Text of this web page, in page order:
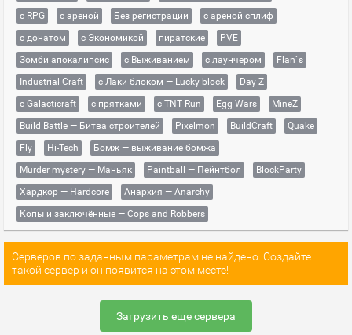
с RPG
с ареной Без регистрации
с ареной сплиф
с донатом
с Экономикой пиратские
PVE
Зомби апокалипсис
с Выживанием с лаунчером
Flan`s
Industrial Craft
с Лаки блоком — Lucky block
Day Z
с Galacticraft
с прятками с TNT Run Egg Wars
MineZ
Build Battle — Битва строителей
Pixelmon BuildCraft
Quake
Fly
Hi-Tech
Бомж — выживание бомжа
Murder mystery — Маньяк
Paintball — Пейнтбол
BlockParty
Хардкор — Hardcore
Анархия — Anarchy
Копы и заключённые — Cops and Robbers
Серверов по заданным параметрам не найдено. Создайте
такой сервер и он появится на этом месте!
Загрузить еще сервера